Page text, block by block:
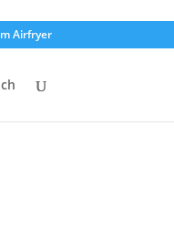
Airfryer